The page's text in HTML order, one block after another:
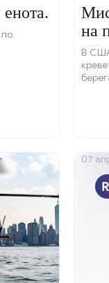
на
В
07